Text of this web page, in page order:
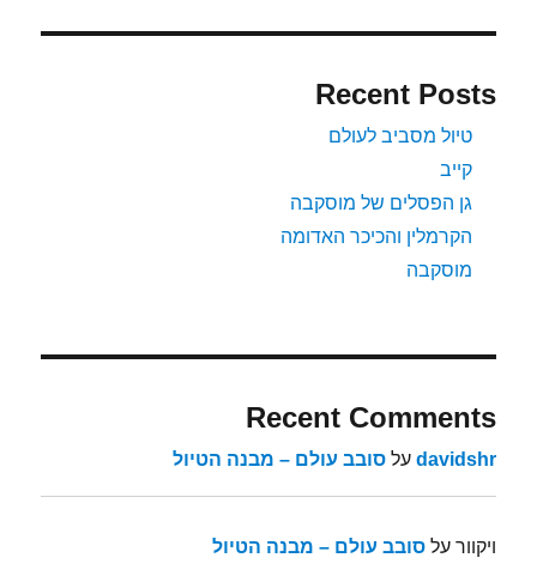
Recent Posts
טיול מסביב לעולם
קייב
גן הפסלים של מוסקבה
הקרמלין והכיכר האדומה
מוסקבה
Recent Comments
davidshr עלסובב עולם – מבנה הטיול
ויקוור עלסובב עולם – מבנה הטיול